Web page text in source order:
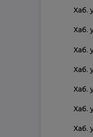
Хаб.
Хаб.
Хаб.
Хаб.
Хаб.
Хаб.
Хаб.